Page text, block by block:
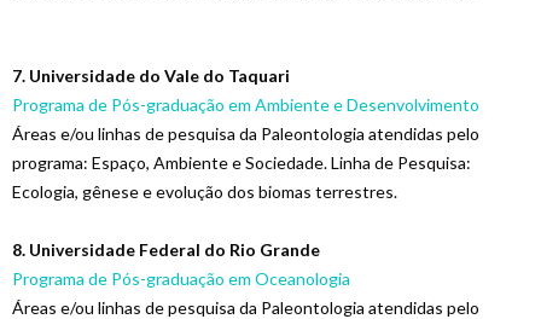
7. Universidade do Vale do Taquari
Programa de Pós-graduação em Ambiente e Desenvolvimento
Áreas e/ou linhas de pesquisa da Paleontologia atendidas pelo
programa: Espaço, Ambiente e Sociedade. Linha de Pesquisa:
Ecologia, gênese e evolução dos biomas terrestres.
8. Universidade Federal do Rio Grande
Programa de Pós-graduação em Oceanologia
Áreas e/ou linhas de pesquisa da Paleontologia atendidas pelo